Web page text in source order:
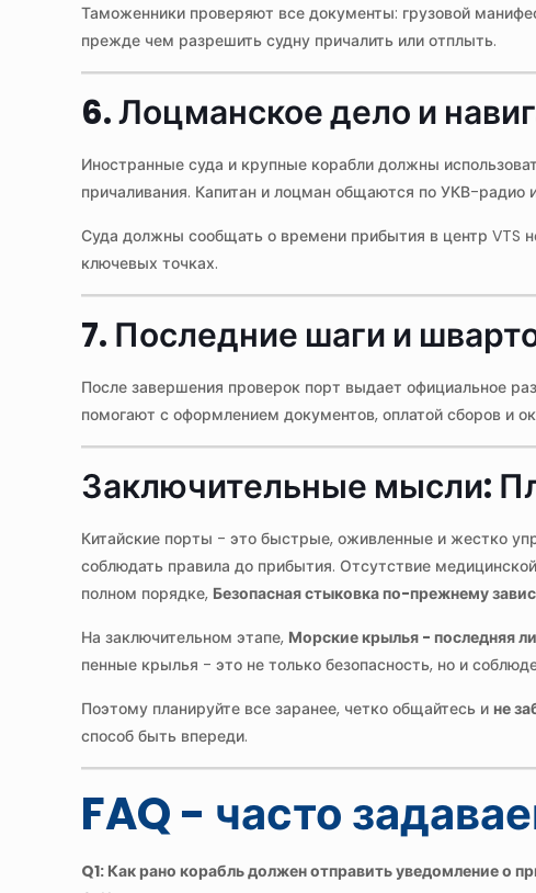
Таможенники проверяют все документы: грузовой
прежде чем разрешить судну причалить или отплыть.
6. Лоцманское дело и
Иностранные суда и крупные корабли должны
причаливания. Капитан и лоцман общаются по УКВ-радио
Суда должны сообщать о времени прибытия в центр VTS
ключевых точках.
7. Последние шаги и
После завершения проверок порт выдает официальное
помогают с оформлением документов, оплатой сборов и
Заключительные мысли:
Китайские порты - это быстрые, оживленные и жестко
соблюдать правила до прибытия. Отсутствие
полном порядке, Безопасная стыковка по-прежнему
На заключительном этапе, Морские крылья - последняя
пенные крылья - это не только безопасность, но и
Поэтому планируйте все заранее, четко общайтесь ине
способ быть впереди.
FAQ - часто
Q1: Как рано корабль должен отправить уведомление о